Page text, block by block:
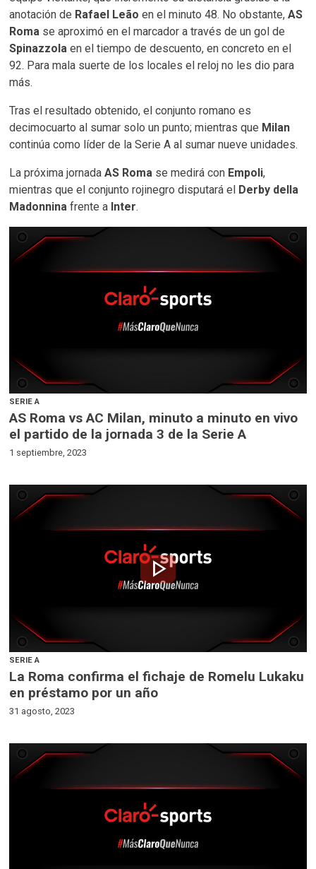
anotación de Rafael Leão en el minuto 48. No obstante,AS
Roma se aproximó en el marcador a través de un gol de
Spinazzola en el tiempo de descuento, en concreto en el
92. Para mala suerte de los locales el reloj no les dio para
más.
Tras el resultado obtenido, el conjunto romano es
decimocuarto al sumar solo un punto; mientras que Milan
continúa como líder de la Serie A al sumar nueve unidades.
La próxima jornadaAS Roma se medirá con Empoli,
mientras que el conjunto rojinegro disputará el Derby della
Madonnina frente a Inter.
SERIE A
AS Roma vs AC Milan, minuto a minuto en vivo
el partido de la jornada 3 de la Serie A
1 septiembre, 2023
play_arrow
SERIE A
La Roma confirma el fichaje de Romelu Lukaku
en préstamo por un año
31 agosto, 2023